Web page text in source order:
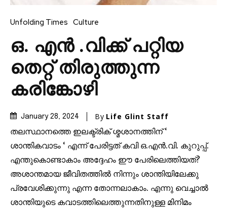
Unfolding Times Culture
ഒ. എൻ .വിക്ക് പറ്റിയ
തെറ്റ് തിരുത്തുന്ന
കരിങ്കോഴി
January 28, 2024 By Life Glint Staff
തലസ്ഥാനത്തെ ഇലക്ട്രിക് ശ്മശാനത്തിന് ‘
ശാന്തികവാടം ‘ എന്ന് പേരിട്ടത് കവി ഒ.എൻ.വി. കുറുപ്പ്.
എന്തുകൊണ്ടാകാം അദ്ദേഹം ഈ പേരിലെത്തിയത്?
അശാന്തമായ ജീവിതത്തിൽ നിന്നും ശാന്തിയിലേക്കു
പ്രവേശിക്കുന്നു എന്ന തോന്നലാകാം. എന്നു വെച്ചാൽ
ശാന്തിയുടെ കവാടത്തിലെത്തുന്നതിനുള്ള മിനിമം